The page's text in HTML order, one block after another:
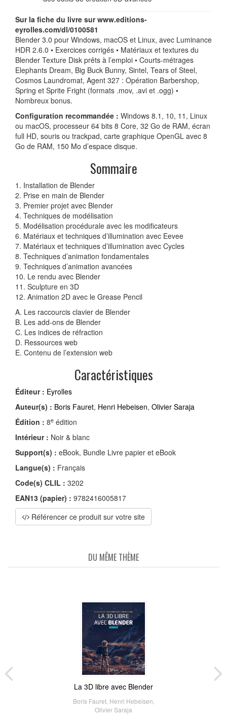
Sur la fiche du livre sur www.editions-
eyrolles.com/dl/0100581
Blender 3.0 pour Windows, macOS et Linux, avec Luminance
HDR 2.6.0 • Exercices corrigés • Matériaux et textures du
Blender Texture Disk prêts à l’emploi • Courts-métrages
Elephants Dream, Big Buck Bunny, Sintel, Tears of Steel,
Cosmos Laundromat, Agent 327 : Opération Barbershop,
Spring et Sprite Fright (formats .mov, .avi et .ogg) •
Nombreux bonus.
Configuration recommandée : Windows 8.1, 10, 11, Linux
ou macOS, processeur 64 bits 8 Core, 32 Go de RAM, écran
full HD, souris ou trackpad, carte graphique OpenGL avec 8
Go de RAM, 150 Mo d’espace disque.
Sommaire
1. Installation de Blender
2. Prise en main de Blender
3. Premier projet avec Blender
4. Techniques de modélisation
5. Modélisation procédurale avec les modificateurs
6. Matériaux et techniques d’illumination avec Eevee
7. Matériaux et techniques d’illumination avec Cycles
8. Techniques d’animation fondamentales
9. Techniques d’animation avancées
10. Le rendu avec Blender
11. Sculpture en 3D
12. Animation 2D avec le Grease Pencil
A. Les raccourcis clavier de Blender
B. Les add-ons de Blender
C. Les indices de réfraction
D. Ressources web
E. Contenu de l’extension web
Caractéristiques
Éditeur : Eyrolles
Auteur(s) : Boris Fauret, Henri Hebeisen, Olivier Saraja
Édition : 8e édition
Intérieur : Noir & blanc
Support(s) : eBook, Bundle Livre papier et eBook
Langue(s) : Français
Code(s) CLIL : 3202
EAN13 (papier) : 9782416005817
Référencer ce produit sur votre site
DU MÊME THÈME
La 3D libre avec Blender
Boris Fauret, Henri Hebeisen
Olivier Saraja